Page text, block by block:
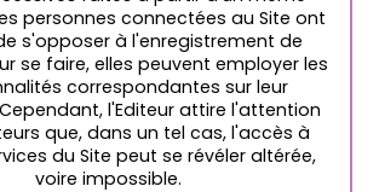
personnes connectées au Site ont
s'opposer à l'enregistrement de
se faire, elles peuvent employer les
correspondantes sur leur
l'Editeur attire l'attention
que, dans un tel cas, l'accès à
du Site peut se révéler altérée,
voire impossible.